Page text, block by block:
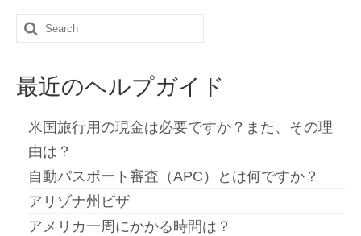
Nederlands オランダ語
English(英語 )
Suomi ( フィンランド語 )
Français ( フランス語)
Search
最近のヘルプガイド
米国旅行用の現金は必要ですか？また、その理
由は？
自動パスポート審査（APC）とは何ですか？
アリゾナ州ビザ
アメリカ一周にかかる時間は？